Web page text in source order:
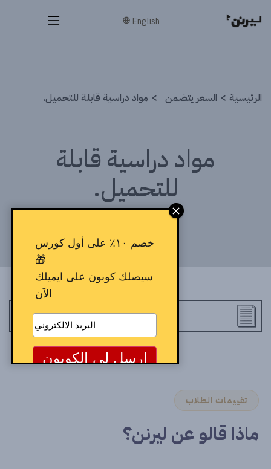
English
الرئيسية السعر يتضمن مواد دراسية قابلة للتحميل.
مواد دراسية قابلة
للتحميل.
تقييمات الطلاب
ماذا قالو عن ليرنن؟
خصم ١٠٪ على أول كورس
🎁
سيصلك كوبون على ايميلك
الآن